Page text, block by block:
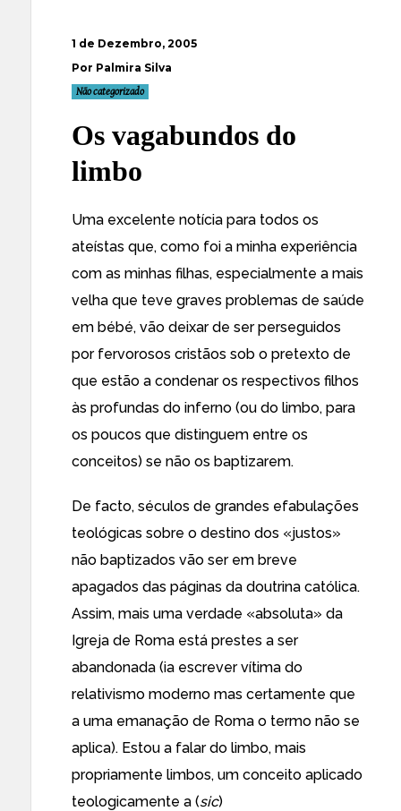
1 de Dezembro, 2005
Por Palmira Silva
Não categorizado
Os vagabundos do
limbo
Uma excelente notícia para todos os
ateístas que, como foi a minha experiência
com as minhas filhas, especialmente a mais
velha que teve graves problemas de saúde
em bébé, vão deixar de ser perseguidos
por fervorosos cristãos sob o pretexto de
que estão a condenar os respectivos filhos
às profundas do inferno (ou do limbo, para
os poucos que distinguem entre os
conceitos) se não os baptizarem.
De facto, séculos de grandes efabulações
teológicas sobre o destino dos «justos»
não baptizados vão ser em breve
apagados das páginas da doutrina católica.
Assim, mais uma verdade «absoluta» da
Igreja de Roma está prestes a ser
abandonada (ia escrever vítima do
relativismo moderno mas certamente que
a uma emanação de Roma o termo não se
aplica). Estou a falar do limbo, mais
propriamente limbos, um conceito aplicado
teologicamente a (sic)